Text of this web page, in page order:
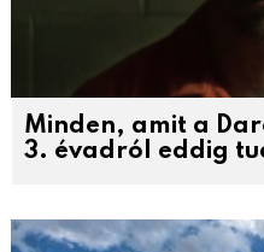
Minden, amit a
3. évadról eddig